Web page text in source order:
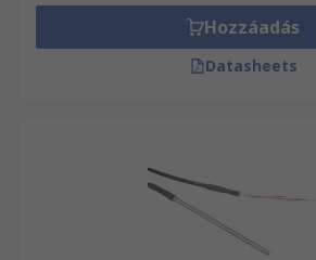
Hozzáadás
Datasheets